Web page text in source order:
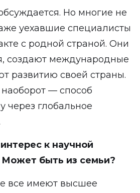
Но многие не
уехавшие специалисты
с родной страной. Они
создают международные
развитию своей страны.
— способ
через глобальное
к научной
Может быть из семьи?
все имеют высшее